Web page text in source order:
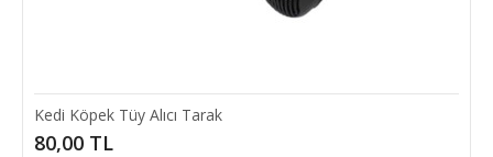
SEPETE EKLE
Add to wishlist
Kedi Köpek Tüy Alıcı Tarak
80,00 TL